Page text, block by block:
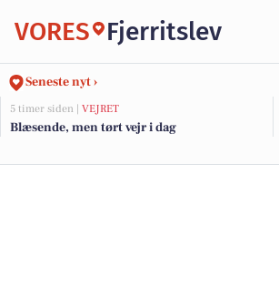
VORES Fjerritslev
Seneste nyt ›
5 timer siden | VEJRET
Blæsende, men tørt vejr i dag